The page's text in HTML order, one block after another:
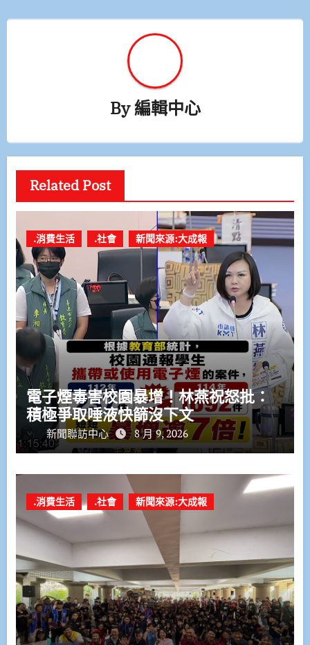
覽
By編輯中心
Related Post
.消費生活 .社會 新聞來源:大成報
電子煙毒害校園暴增！林燕祝怒批：
積極爭取唾液快篩沒下文
新聞聯訪中心 8 月 9, 2026
.消費生活 .社會 新聞來源:大成報